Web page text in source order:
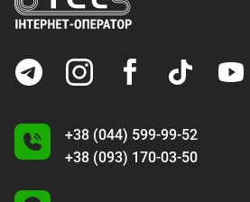
+38 (044) 599-99-52
+38 (093) 170-03-50